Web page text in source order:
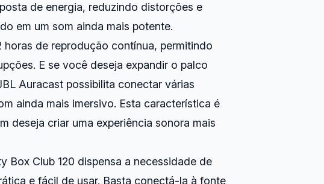
de energia, reduzindo distorções e
em um som ainda mais potente.
horas de reprodução contínua, permitindo
E se você deseja expandir o palco
Auracast possibilita conectar várias
ainda mais imersivo. Esta característica é
deseja criar uma experiência sonora mais
Box Club 120 dispensa a necessidade de
e fácil de usar. Basta conectá-la à fonte